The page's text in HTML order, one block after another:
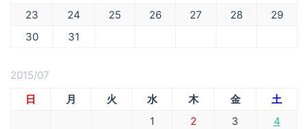
23
24 25 26 27 28
29
30
31
2015/07
日
月 火 水 木 金
土
1
2 3
4